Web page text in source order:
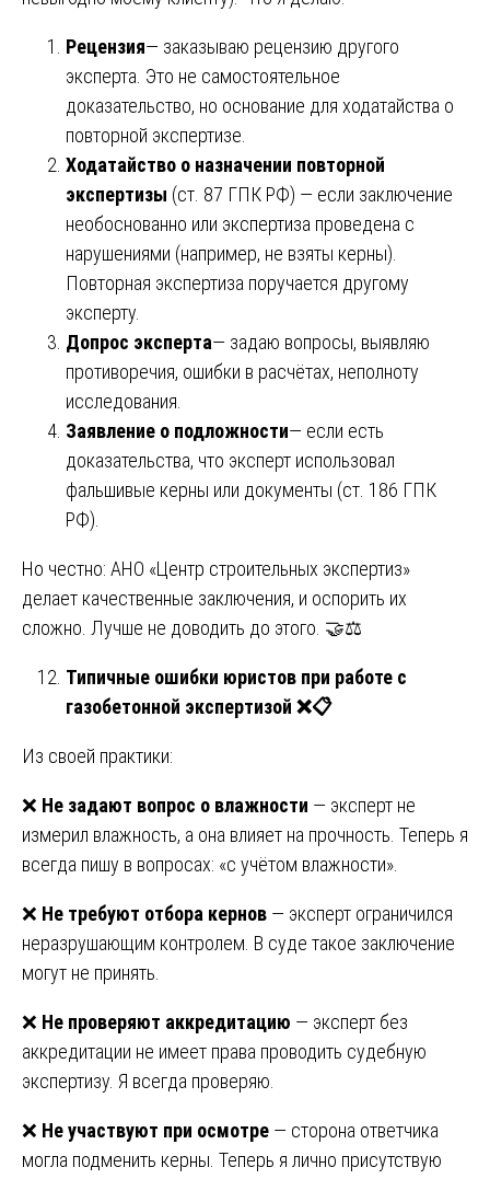
Рецензия— заказываю рецензию другого
эксперта. Это не самостоятельное
доказательство, но основание для ходатайства о
повторной экспертизе.
Ходатайство о назначении повторной
экспертизы (ст. 87 ГПК РФ) — если заключение
необоснованно или экспертиза проведена с
нарушениями (например, не взяты керны).
Повторная экспертиза поручается другому
эксперту.
Допрос эксперта— задаю вопросы, выявляю
противоречия, ошибки в расчётах, неполноту
исследования.
Заявление о подложности— если есть
доказательства, что эксперт использовал
фальшивые керны или документы (ст. 186 ГПК
РФ).
Но честно: АНО «Центр строительных экспертиз»
делает качественные заключения, и оспорить их
сложно. Лучше не доводить до этого. 🤝⚖️
Типичные ошибки юристов при работе с
газобетонной экспертизой ❌📋
Из своей практики:
❌ Не задают вопрос о влажности — эксперт не
измерил влажность, а она влияет на прочность. Теперь я
всегда пишу в вопросах: «с учётом влажности».
❌ Не требуют отбора кернов — эксперт ограничился
неразрушающим контролем. В суде такое заключение
могут не принять.
❌ Не проверяют аккредитацию — эксперт без
аккредитации не имеет права проводить судебную
экспертизу. Я всегда проверяю.
❌ Не участвуют при осмотре — сторона ответчика
могла подменить керны. Теперь я лично присутствую